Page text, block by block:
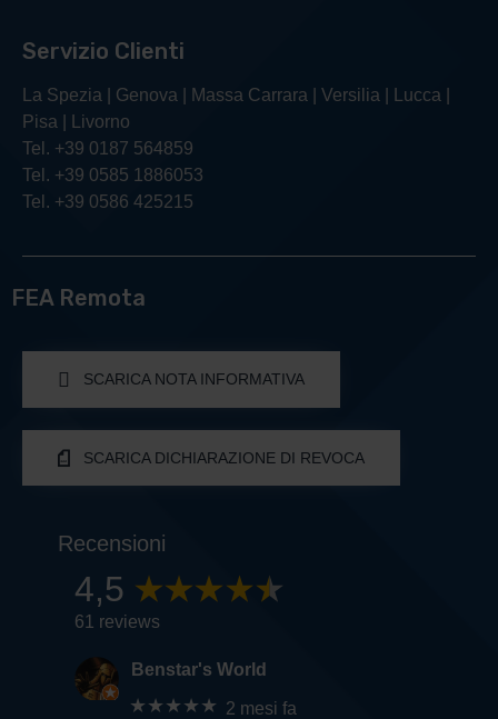
Servizio Clienti
La Spezia | Genova | Massa Carrara | Versilia | Lucca |
Pisa | Livorno
Tel. +39 0187 564859
Tel. +39 0585 1886053
Tel. +39 0586 425215
FEA Remota
SCARICA NOTA INFORMATIVA
SCARICA DICHIARAZIONE DI REVOCA
Recensioni
4,5
61 reviews
Benstar's World
★★★★★ 2 mesi fa